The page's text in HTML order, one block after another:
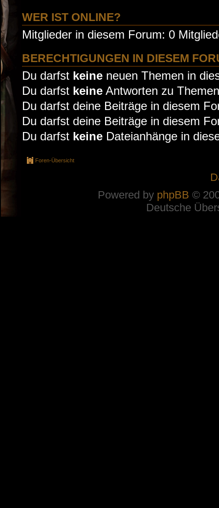
WER IST ONLINE?
Mitglieder in diesem Forum: 0
BERECHTIGUNGEN IN DIESEM
Du darfst keine neuen Themen in
Du darfst keine Antworten zu
Du darfst deine Beiträge in diesem
Du darfst deine Beiträge in diesem
Du darfst keine Dateianhänge in
Foren-Übersicht
Powered by phpBB ©
Deutsche